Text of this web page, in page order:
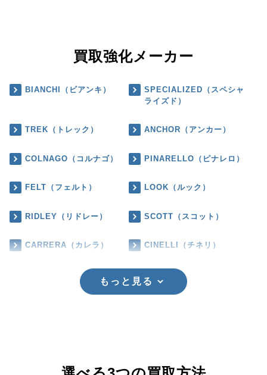
買取強化メーカー
BIANCHI（ビアンキ）
SPECIALIZED（スペシャ
ライズド）
TREK（トレック） ANCHOR（アンカー）
COLNAGO（コルナゴ） PINARELLO（ピナレロ）
FELT（フェルト） LOOK（ルック）
RIDLEY（リドレー） SCOTT（スコット）
CARRERA（カレラ） CINELLI（チネリ）
もっと見る